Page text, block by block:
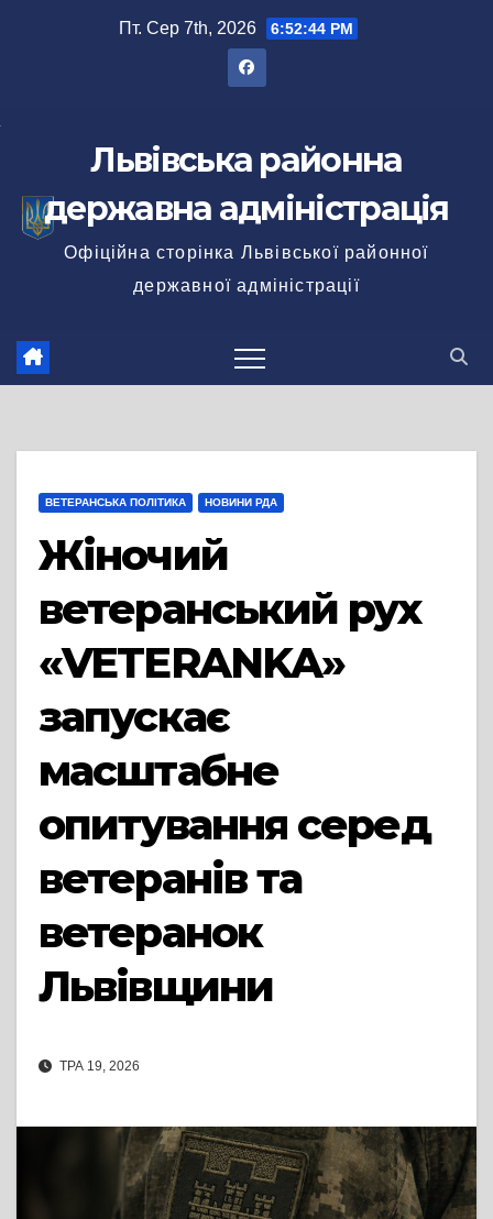
Пт. Сер 7th, 2026 6:52:44 PM
Львівська районна
державна адміністрація
Офіційна сторінка Львівської районної
державної адміністрації
ВЕТЕРАНСЬКА ПОЛІТИКА НОВИНИ РДА
Жіночий
ветеранський рух
«VETERANKA»
запускає
масштабне
опитування серед
ветеранів та
ветеранок
Львівщини
ТРА 19, 2026